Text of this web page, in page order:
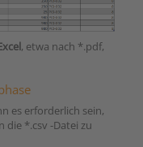
, etwa nach *.pdf,
es erforderlich sein,
die *.csv -Datei zu